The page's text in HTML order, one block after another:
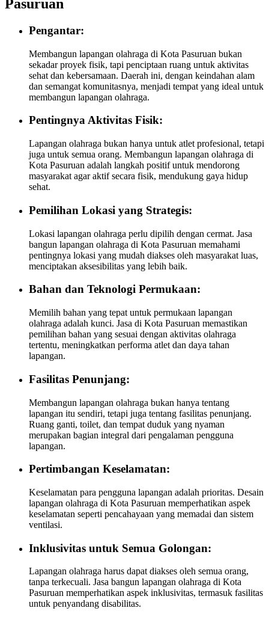
Pasuruan
Pengantar:
Membangun lapangan olahraga di Kota Pasuruan bukan
sekadar proyek fisik, tapi penciptaan ruang untuk aktivitas
sehat dan kebersamaan. Daerah ini, dengan keindahan alam
dan semangat komunitasnya, menjadi tempat yang ideal untuk
membangun lapangan olahraga.
Pentingnya Aktivitas Fisik:
Lapangan olahraga bukan hanya untuk atlet profesional, tetapi
juga untuk semua orang. Membangun lapangan olahraga di
Kota Pasuruan adalah langkah positif untuk mendorong
masyarakat agar aktif secara fisik, mendukung gaya hidup
sehat.
Pemilihan Lokasi yang Strategis:
Lokasi lapangan olahraga perlu dipilih dengan cermat. Jasa
bangun lapangan olahraga di Kota Pasuruan memahami
pentingnya lokasi yang mudah diakses oleh masyarakat luas,
menciptakan aksesibilitas yang lebih baik.
Bahan dan Teknologi Permukaan:
Memilih bahan yang tepat untuk permukaan lapangan
olahraga adalah kunci. Jasa di Kota Pasuruan memastikan
pemilihan bahan yang sesuai dengan aktivitas olahraga
tertentu, meningkatkan performa atlet dan daya tahan
lapangan.
Fasilitas Penunjang:
Membangun lapangan olahraga bukan hanya tentang
lapangan itu sendiri, tetapi juga tentang fasilitas penunjang.
Ruang ganti, toilet, dan tempat duduk yang nyaman
merupakan bagian integral dari pengalaman pengguna
lapangan.
Pertimbangan Keselamatan:
Keselamatan para pengguna lapangan adalah prioritas. Desain
lapangan olahraga di Kota Pasuruan memperhatikan aspek
keselamatan seperti pencahayaan yang memadai dan sistem
ventilasi.
Inklusivitas untuk Semua Golongan:
Lapangan olahraga harus dapat diakses oleh semua orang,
tanpa terkecuali. Jasa bangun lapangan olahraga di Kota
Pasuruan memperhatikan aspek inklusivitas, termasuk fasilitas
untuk penyandang disabilitas.